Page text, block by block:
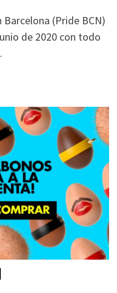
(Pride BCN)
de 2020 con todo